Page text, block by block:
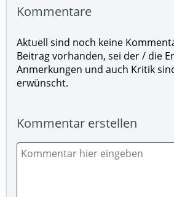
Kommentare
Aktuell sind noch keine
Beitrag vorhanden, sei der / die
Anmerkungen und auch Kritik
erwünscht.
Kommentar erstellen